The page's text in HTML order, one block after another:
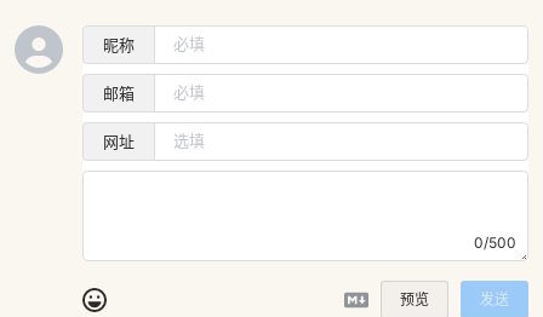
昵称
邮箱
网址
0/500
预览 发送